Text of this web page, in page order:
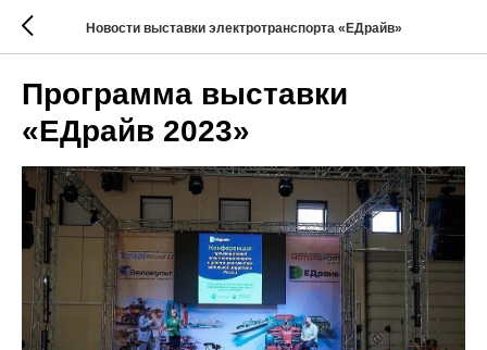
Новости выставки электротранспорта «ЕДрайв»
Программа выставки
«ЕДрайв 2023»